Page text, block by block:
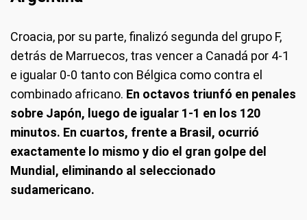
Croacia, por su parte, finalizó segunda del grupo F,
detrás de Marruecos, tras vencer a Canadá por 4-1
e igualar 0-0 tanto con Bélgica como contra el
combinado africano. En octavos triunfó en penales
sobre Japón, luego de igualar 1-1 en los 120
minutos. En cuartos, frente a Brasil, ocurrió
exactamente lo mismo y dio el gran golpe del
Mundial, eliminando al seleccionado
sudamericano.